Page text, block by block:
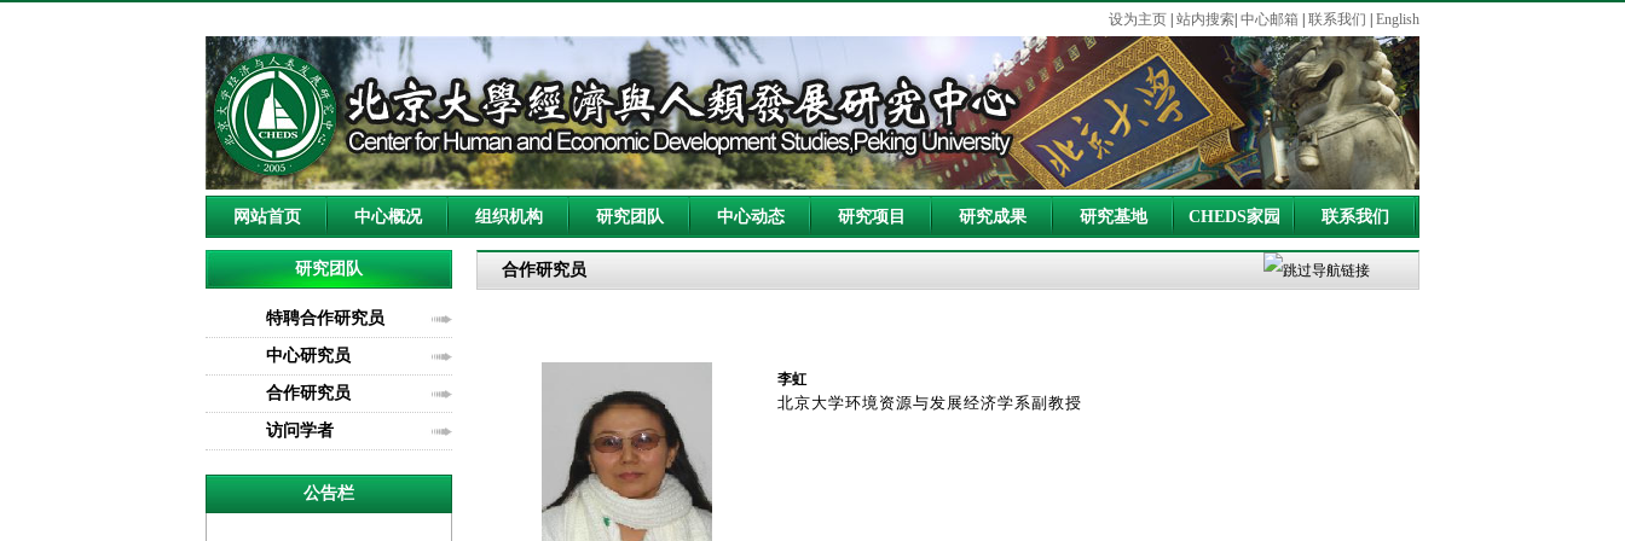
设为主页 站内搜索 中心邮箱 联系我们 English
网站首页 中心概况 组织机构 研究团队 中心动态 研究项目 研究成果 研究基地 CHEDS家园 联系我们
研究团队
特聘合作研究员
中心研究员
合作研究员
访问学者
公告栏
合作研究员
李虹
北京大学环境资源与发展经济学系副教授